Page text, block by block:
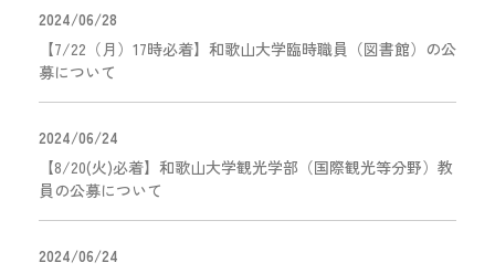
2024/06/28
【7/22（月）17時必着】和歌山大学臨時職員（図書館）の公
募について
2024/06/24
【8/20(火)必着】和歌山大学観光学部（国際観光等分野）教
員の公募について
2024/06/24